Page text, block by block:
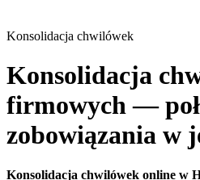
Konsolidacja chwilówek
Konsolidacja
firmowych —
zobowiązania w
Konsolidacja chwilówek online w